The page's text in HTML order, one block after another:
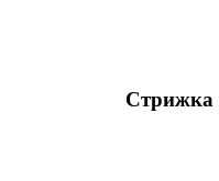
Стрижка